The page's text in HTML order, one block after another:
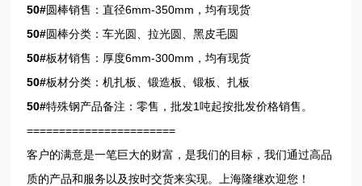
50#圆棒销售：直径6mm-350mm，均有现货
50#圆棒分类：车光圆、拉光圆、黑皮毛圆
50#板材销售：厚度6mm-300mm，均有现货
50#板材分类：机扎板、锻造板、锻板、扎板
50#特殊钢产品备注：零售，批发1吨起按批发价格销售。
=======================
客户的满意是一笔巨大的财富，是我们的目标，我们通过高品
质的产品和服务以及按时交货来实现。上海隆继欢迎您！